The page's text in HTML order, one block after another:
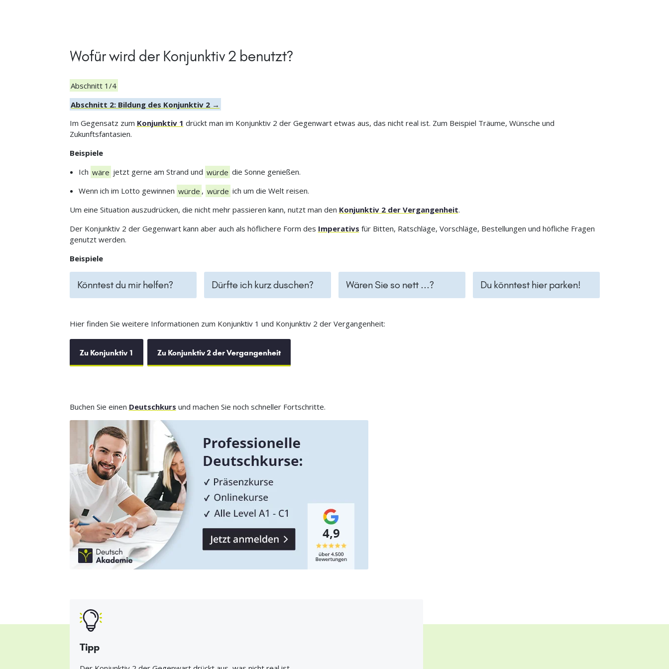
Wofür wird der Konjunktiv 2 benutzt?
Abschnitt 1/4
Abschnitt 2: Bildung des Konjunktiv 2 →
Im Gegensatz zum Konjunktiv 1 drückt man im Konjunktiv 2 der Gegenwart etwas aus, das nicht real ist. Zum Beispiel Träume, Wünsche und
Zukunftsfantasien.
Beispiele
Ich wäre jetzt gerne am Strand und würde die Sonne genießen.
Wenn ich im Lotto gewinnen würde , würde ich um die Welt reisen.
Um eine Situation auszudrücken, die nicht mehr passieren kann, nutzt man den Konjunktiv 2 der Vergangenheit.
Der Konjunktiv 2 der Gegenwart kann aber auch als höflichere Form des Imperativs für Bitten, Ratschläge, Vorschläge, Bestellungen und höfliche Fragen
genutzt werden.
Beispiele
Könntest du mir helfen? Dürfte ich kurz duschen? Wären Sie so nett ...? Du könntest hier parken!
Hier finden Sie weitere Informationen zum Konjunktiv 1 und Konjunktiv 2 der Vergangenheit:
Zu Konjunktiv 1 Zu Konjunktiv 2 der Vergangenheit
Buchen Sie einen Deutschkurs und machen Sie noch schneller Fortschritte.
Tipp